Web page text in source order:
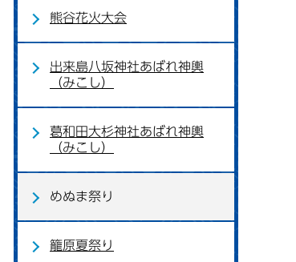
熊谷花火大会
出来島八坂神社あばれ神輿
（みこし）
葛和田大杉神社あばれ神輿
（みこし）
めぬま祭り
籠原夏祭り